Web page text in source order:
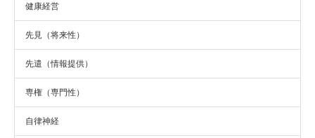
健康経営
先見（将来性）
先遣（情報提供）
専権（専門性）
自律神経